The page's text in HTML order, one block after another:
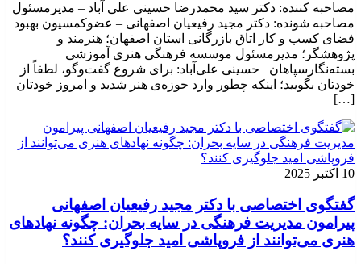
مصاحبه کننده: دکتر سید محمدرضا حسینی علی آباد – مدیرمسئول
مصاحبه شونده: دکتر مجید رفیعیان اصفهانی – عضوکمسیون بهبود
فضای کسب و کار اتاق بازرگانی استان اصفهان؛ هنرمند و
پژوهشگر؛ ‌مدیرمسئول موسسه فرهنگی هنری آموزشی
بسته‌نگارسپاهان حسینی علی‌آباد: برای شروع گفت‌وگو، لطفاً از
خودتان بگویید؛ اینکه چطور وارد حوزه‌ی هنر شدید و امروز خودتان
[…]
10 اکتبر 2025
گفتگوی اختصاصی با دکتر مجید رفیعیان اصفهانی
پیرامون مدیریت فرهنگی در سایه بحران: چگونه نهادهای
هنری می‌توانند از فروپاشی امید جلوگیری کنند؟